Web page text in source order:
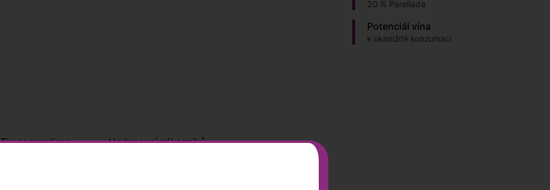
20 % Parellada
Potenciál vína
k okamžité konzumaci
Tip sommeliera Hodnocení zákazníků